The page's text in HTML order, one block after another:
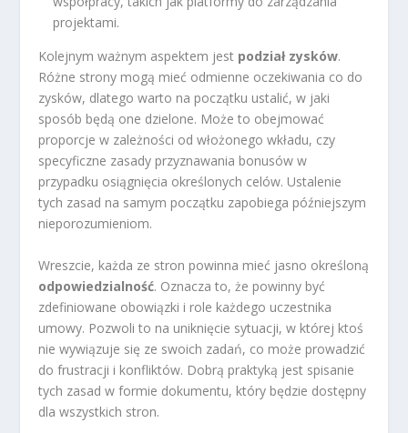
projektami.
Kolejnym ważnym aspektem jest podział zysków.
Różne strony mogą mieć odmienne oczekiwania co do
zysków, dlatego warto na początku ustalić, w jaki
sposób będą one dzielone. Może to obejmować
proporcje w zależności od włożonego wkładu, czy
specyficzne zasady przyznawania bonusów w
przypadku osiągnięcia określonych celów. Ustalenie
tych zasad na samym początku zapobiega późniejszym
nieporozumieniom.
Wreszcie, każda ze stron powinna mieć jasno określoną
odpowiedzialność. Oznacza to, że powinny być
zdefiniowane obowiązki i role każdego uczestnika
umowy. Pozwoli to na uniknięcie sytuacji, w której ktoś
nie wywiązuje się ze swoich zadań, co może prowadzić
do frustracji i konfliktów. Dobrą praktyką jest spisanie
tych zasad w formie dokumentu, który będzie dostępny
dla wszystkich stron.